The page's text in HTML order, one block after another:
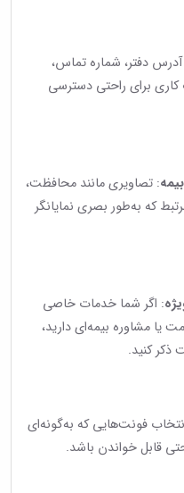
دفتر، شماره تماس،
برای راحتی دسترسی
: تصاویری مانند محافظت،
که به‌طور بصری نمایانگر
: اگر شما خدمات خاصی
یا مشاوره بیمه‌ای دارید،
ذکر کنید.
فونت‌هایی که به‌گونه‌ای
قابل خواندن باشد.